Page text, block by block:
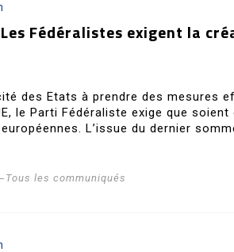
Fédéralistes exigent la
des Etats à prendre des mesures
le Parti Fédéraliste exige que
L’issue du dernier
Tous les communiqués